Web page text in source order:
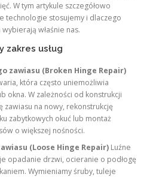
W tym artykule szczegółowo
technologie stosujemy i dlaczego
właśnie nas.
zakres usług
zawiasu (Broken Hinge Repair)
która często uniemożliwia
okna. W zależności od konstrukcji
zawiasu na nowy, rekonstrukcję
zabytkowych okuć lub montaż
o większej nośności.
(Loose Hinge Repair)Luźne
opadanie drzwi, ocieranie o podłogę
Wymieniamy śruby, tuleje